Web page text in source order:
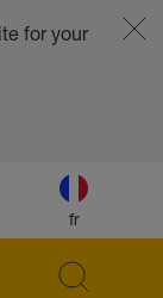
fr
for your